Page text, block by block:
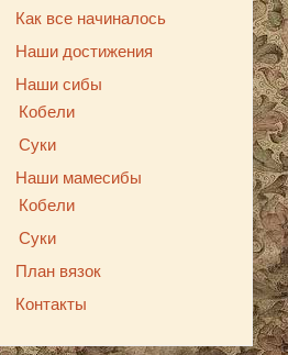
Как все начиналось
Наши достижения
Наши сибы
Кобели
Суки
Наши мамесибы
Кобели
Суки
План вязок
Контакты